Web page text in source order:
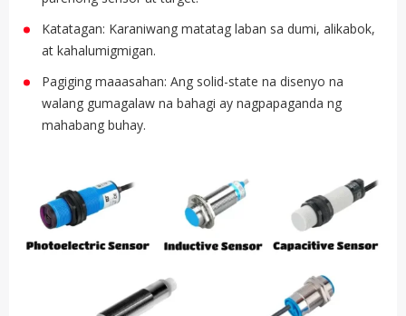
Katatagan: Karaniwang matatag laban sa dumi, alikabok,
at kahalumigmigan.
Pagiging maaasahan: Ang solid-state na disenyo na
walang gumagalaw na bahagi ay nagpapaganda ng
mahabang buhay.